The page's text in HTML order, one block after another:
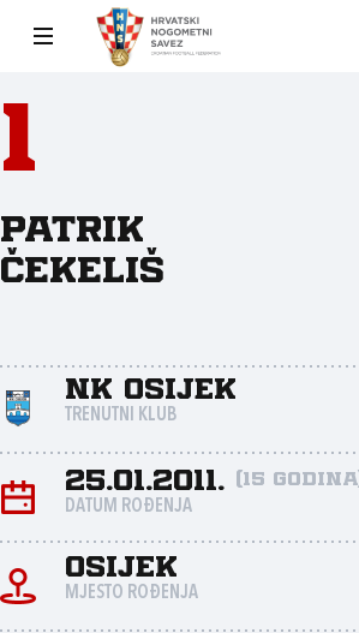
1
Patrik
Čekeliš
NK Osijek
TRENUTNI KLUB
25.01.2011. (15 godina)
DATUM ROĐENJA
Osijek
MJESTO ROĐENJA